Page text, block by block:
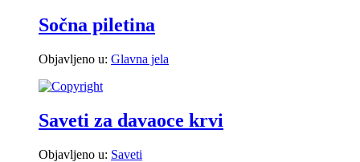
Sočna piletina
Objavljeno u: Glavna jela
Saveti za davaoce krvi
Objavljeno u: Saveti